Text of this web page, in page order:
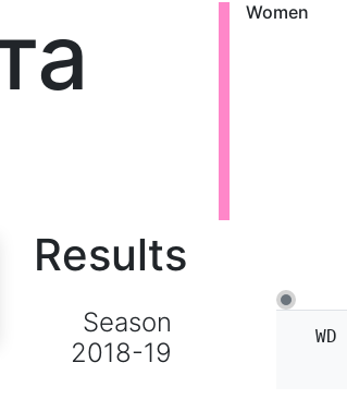
Women
Results
Season
2018-19
WD